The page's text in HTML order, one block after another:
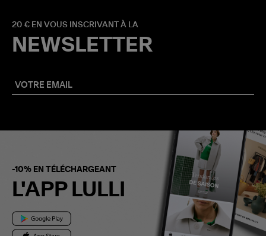
20 € EN VOUS INSCRIVANT À LA
NEWSLETTER
-10% EN TÉLÉCHARGEANT
L'APP LULLI